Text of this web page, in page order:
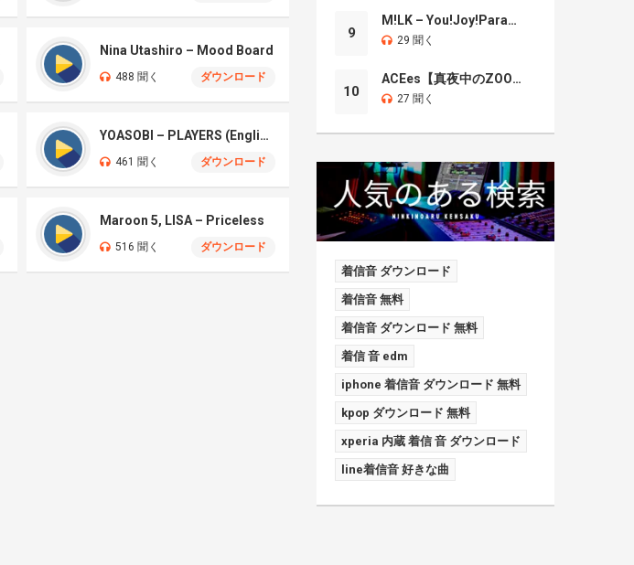
Nina Utashiro – Mood Board
488 聞く ダウンロード
YOASOBI – PLAYERS (English Version)
461 聞く ダウンロード
Maroon 5, LISA – Priceless
516 聞く ダウンロード
9
M!LK – You!Joy!Parade!
29 聞く
10
ACEes【真夜中のZOO】
27 聞く
着信音 ダウンロード
着信音 無料
着信音 ダウンロード 無料
着信 音 edm
iphone 着信音 ダウンロード 無料
kpop ダウンロード 無料
xperia 内蔵 着信 音 ダウンロード
line着信音 好きな曲